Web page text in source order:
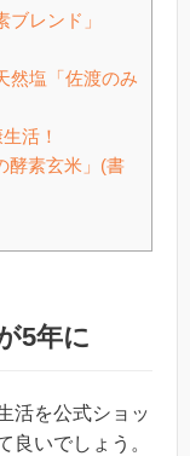
レンド」
然塩「佐渡のみ
活！
酵素玄米」(書
5年に
活を公式ショッ
良いでしょう。